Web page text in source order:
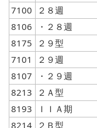
7100
２８週
8106
・２８週
8175
２９型
7101
２９週
8107
・２９週
8213
２Ａ型
8193
ＩＩＡ期
8214
２Ｂ型